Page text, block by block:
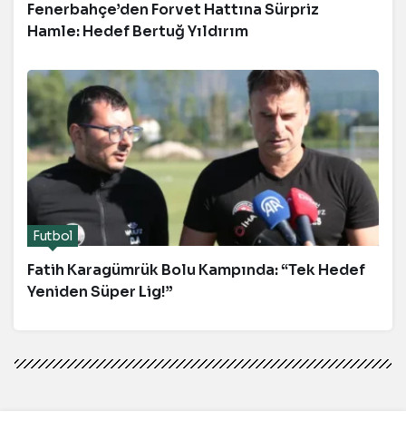
Fenerbahçe’den Forvet Hattına Sürpriz
Hamle: Hedef Bertuğ Yıldırım
Futbol
Fatih Karagümrük Bolu Kampında: “Tek Hedef
Yeniden Süper Lig!”